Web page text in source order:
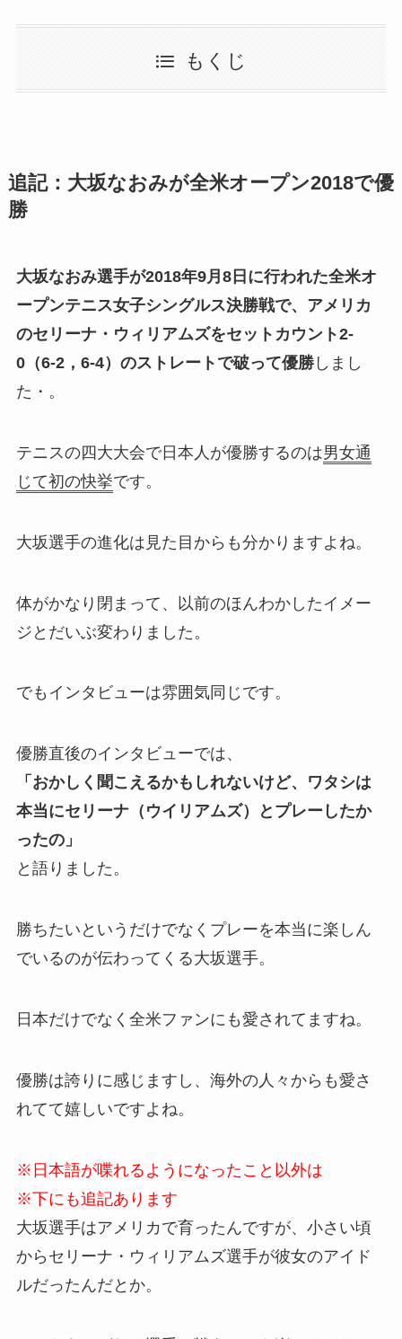
もくじ
追記：大坂なおみが全米オープン2018で優
勝
大坂なおみ選手が2018年9月8日に行われた全米オ
ープンテニス女子シングルス決勝戦で、アメリカ
のセリーナ・ウィリアムズをセットカウント2-
0（6-2，6-4）のストレートで破って優勝しまし
た・。
テニスの四大大会で日本人が優勝するのは男女通
じて初の快挙です。
大坂選手の進化は見た目からも分かりますよね。
体がかなり閉まって、以前のほんわかしたイメー
ジとだいぶ変わりました。
でもインタビューは雰囲気同じです。
優勝直後のインタビューでは、
「おかしく聞こえるかもしれないけど、ワタシは
本当にセリーナ（ウイリアムズ）とプレーしたか
ったの」
と語りました。
勝ちたいというだけでなくプレーを本当に楽しん
でいるのが伝わってくる大坂選手。
日本だけでなく全米ファンにも愛されてますね。
優勝は誇りに感じますし、海外の人々からも愛さ
れてて嬉しいですよね。
※日本語が喋れるようになったこと以外は
※下にも追記あります
大坂選手はアメリカで育ったんですが、小さい頃
からセリーナ・ウィリアムズ選手が彼女のアイド
ルだったんだとか。